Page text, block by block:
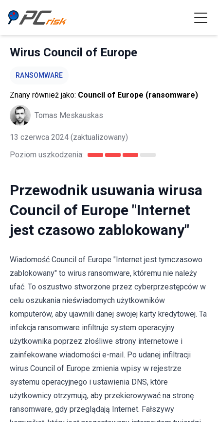
Wirus Council of Europe
RANSOMWARE
Znany również jako: Council of Europe (ransomware)
Tomas Meskauskas
13 czerwca 2024 (zaktualizowany)
Poziom uszkodzenia:
Przewodnik usuwania wirusa
Council of Europe "Internet
jest czasowo zablokowany"
Wiadomość Council of Europe "Internet jest tymczasowo
zablokowany" to wirus ransomware, któremu nie należy
ufać. To oszustwo stworzone przez cyberprzestępców w
celu oszukania nieświadomych użytkowników
komputerów, aby ujawnili danej swojej karty kredytowej. Ta
infekcja ransomware infiltruje system operacyjny
użytkownika poprzez złośliwe strony internetowe i
zainfekowane wiadomości e-mail. Po udanej infiltracji
wirus Council of Europe zmienia wpisy w rejestrze
systemu operacyjnego i ustawienia DNS, które
użytkownicy otrzymują, aby przekierowywać na stronę
ransomware, gdy przeglądają Internet. Fałszywy